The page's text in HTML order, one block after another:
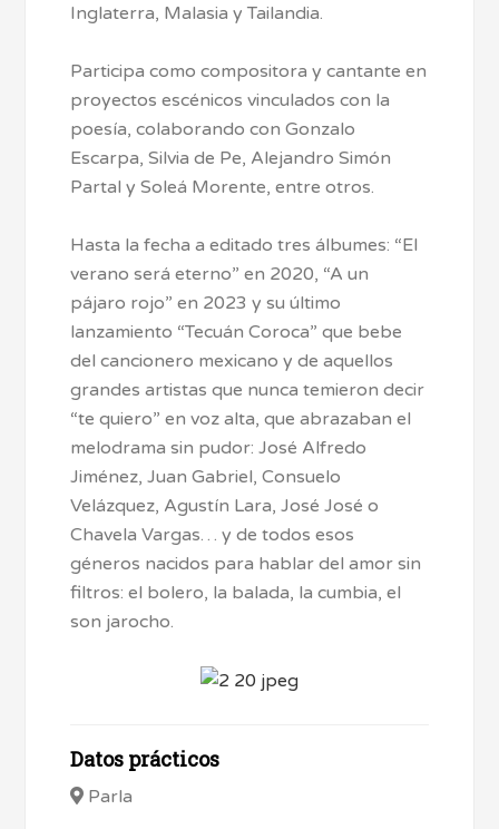
Inglaterra, Malasia y Tailandia.
Participa como compositora y cantante en
proyectos escénicos vinculados con la
poesía, colaborando con Gonzalo
Escarpa, Silvia de Pe, Alejandro Simón
Partal y Soleá Morente, entre otros.
Hasta la fecha a editado tres álbumes: “El
verano será eterno” en 2020, “A un
pájaro rojo” en 2023 y su último
lanzamiento “Tecuán Coroca” que bebe
del cancionero mexicano y de aquellos
grandes artistas que nunca temieron decir
“te quiero” en voz alta, que abrazaban el
melodrama sin pudor: José Alfredo
Jiménez, Juan Gabriel, Consuelo
Velázquez, Agustín Lara, José José o
Chavela Vargas… y de todos esos
géneros nacidos para hablar del amor sin
filtros: el bolero, la balada, la cumbia, el
son jarocho.
Datos prácticos
Parla